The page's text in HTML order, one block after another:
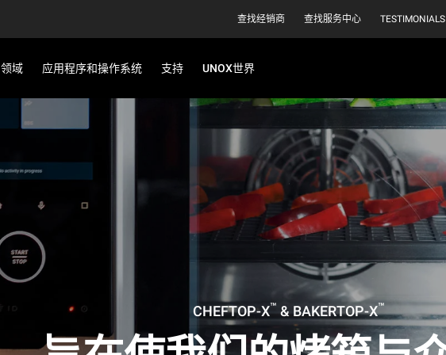
查找经销商 查找服务中心 TESTIMONIALS
领域 应用程序和操作系统 支持 UNOX世界
CHEFTOP-X™ & BAKERTOP-X™